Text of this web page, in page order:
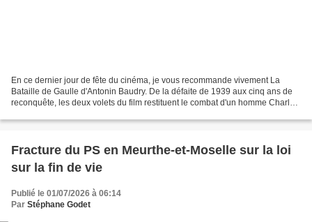
En ce dernier jour de fête du cinéma, je vous recommande vivement La
Bataille de Gaulle d'Antonin Baudry. De la défaite de 1939 aux cinq ans de
reconquête, les deux volets du film restituent le combat d'un homme Charles
Fracture du PS en Meurthe-et-Moselle sur la loi
sur la fin de vie
Publié le 01/07/2026 à 06:14
Par Stéphane Godet